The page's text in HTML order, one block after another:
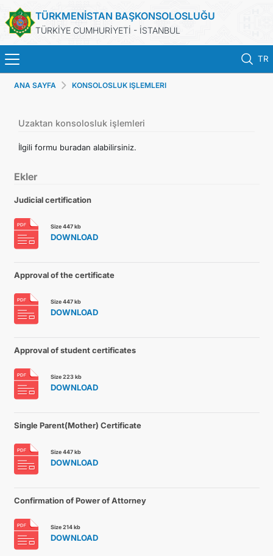
TÜRKMENİSTAN BAŞKONSOLOSLUĞU
TÜRKİYE CUMHURİYETİ - İSTANBUL
TR
ANA SAYFA
HABERLER
ANA SAYFA KONSOLOSLUK IŞLEMLERI
Uzaktan konsolosluk işlemleri
İlgili formu buradan alabilirsiniz.
Ekler
Judicial certification
Size 447 kb
DOWNLOAD
Approval of the certificate
Size 447 kb
DOWNLOAD
Approval of student certificates
Size 223 kb
DOWNLOAD
Single Parent(Mother) Certificate
Size 447 kb
DOWNLOAD
Confirmation of Power of Attorney
Size 214 kb
DOWNLOAD